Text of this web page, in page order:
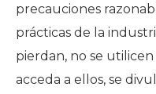
precauciones
prácticas de la
pierdan, no se
acceda a ellos, se